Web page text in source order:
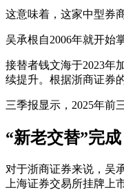
这意味着，这家中型券
吴承根自2006年就开始
接替者钱文海于2023年
续提升。根据浙商证券
三季报显示，2025年前
“新老交替”完成
对于浙商证券来说，吴
上海证券交易所挂牌上市